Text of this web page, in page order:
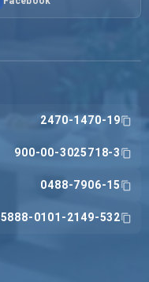
2470-1470-19
900-00-3025718-3
0488-7906-15
5888-0101-2149-532